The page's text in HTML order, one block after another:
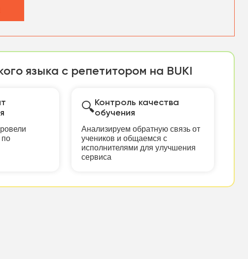
языка с репетитором на BUKI
по
🔍 Контроль качества
обучения
Анализируем обратную связь от
учеников и общаемся с
исполнителями для улучшения
сервиса